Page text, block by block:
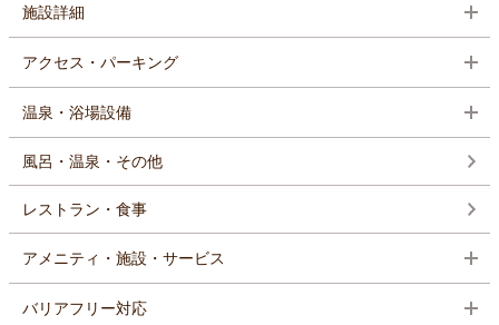
施設詳細
アクセス・パーキング
温泉・浴場設備
風呂・温泉・その他
レストラン・食事
アメニティ・施設・サービス
バリアフリー対応